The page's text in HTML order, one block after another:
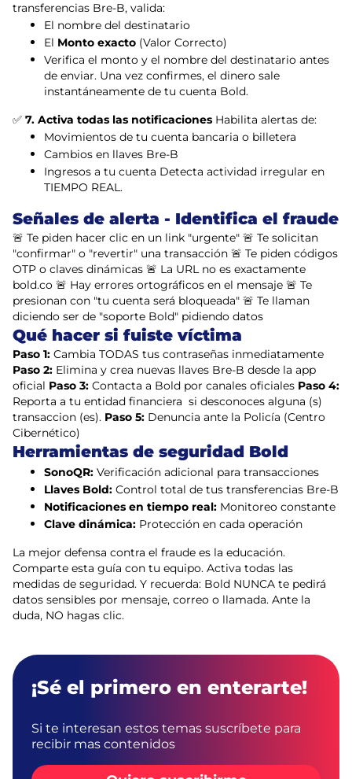
transferencias Bre-B, valida:
El nombre del destinatario
El Monto exacto (Valor Correcto)
Verifica el monto y el nombre del destinatario antes
de enviar. Una vez confirmes, el dinero sale
instantáneamente de tu cuenta Bold.
✅ 7. Activa todas las notificaciones Habilita alertas de:
Movimientos de tu cuenta bancaria o billetera
Cambios en llaves Bre-B
Ingresos a tu cuenta Detecta actividad irregular en
TIEMPO REAL.
Señales de alerta - Identifica el fraude
🚨 Te piden hacer clic en un link "urgente" 🚨 Te solicitan
"confirmar" o "revertir" una transacción 🚨 Te piden códigos
OTP o claves dinámicas 🚨 La URL no es exactamente
bold.co 🚨 Hay errores ortográficos en el mensaje 🚨 Te
presionan con "tu cuenta será bloqueada" 🚨 Te llaman
diciendo ser de "soporte Bold" pidiendo datos
Qué hacer si fuiste víctima
Paso 1: Cambia TODAS tus contraseñas inmediatamente
Paso 2: Elimina y crea nuevas llaves Bre-B desde la app
oficial Paso 3: Contacta a Bold por canales oficiales Paso 4:
Reporta a tu entidad financiera si desconoces alguna (s)
transaccion (es). Paso 5: Denuncia ante la Policía (Centro
Cibernético)
Herramientas de seguridad Bold
SonoQR: Verificación adicional para transacciones
Llaves Bold: Control total de tus transferencias Bre-B
Notificaciones en tiempo real: Monitoreo constante
Clave dinámica: Protección en cada operación
La mejor defensa contra el fraude es la educación.
Comparte esta guía con tu equipo. Activa todas las
medidas de seguridad. Y recuerda: Bold NUNCA te pedirá
datos sensibles por mensaje, correo o llamada. Ante la
duda, NO hagas clic.
¡Sé el primero en enterarte!
Si te interesan estos temas suscríbete para
recibir mas contenidos